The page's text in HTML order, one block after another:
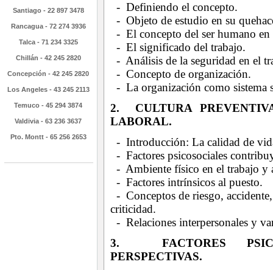
Santiago - 22 897 3478
Rancagua - 72 274 3936
Talca - 71 234 3325
Chillán - 42 245 2820
Concepción - 42 245 2820
Los Angeles - 43 245 2113
Temuco - 45 294 3874
Valdivia - 63 236 3637
Pto. Montt - 65 256 2653
- Definiendo el concepto.
- Objeto de estudio en su
- El concepto del ser humano en
- El significado del trabajo.
- Análisis de la seguridad en el
- Concepto de organización.
- La organización como sistema
2. CULTURA
LABORAL.
- Introducción: La calidad de
- Factores psicosociales
- Ambiente físico en el trabajo y
- Factores intrínsicos al puesto.
- Conceptos de riesgo,
criticidad.
- Relaciones interpersonales y
3. FACTORES
PERSPECTIVAS.